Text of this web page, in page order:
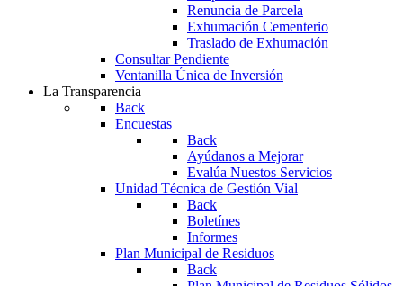
Renuncia de Parcela
Exhumación Cementerio
Traslado de Exhumación
Consultar Pendiente
Ventanilla Única de Inversión
La Transparencia
Back
Encuestas
Back
Ayúdanos a Mejorar
Evalúa Nuestos Servicios
Unidad Técnica de Gestión Vial
Back
Boletínes
Informes
Plan Municipal de Residuos
Back